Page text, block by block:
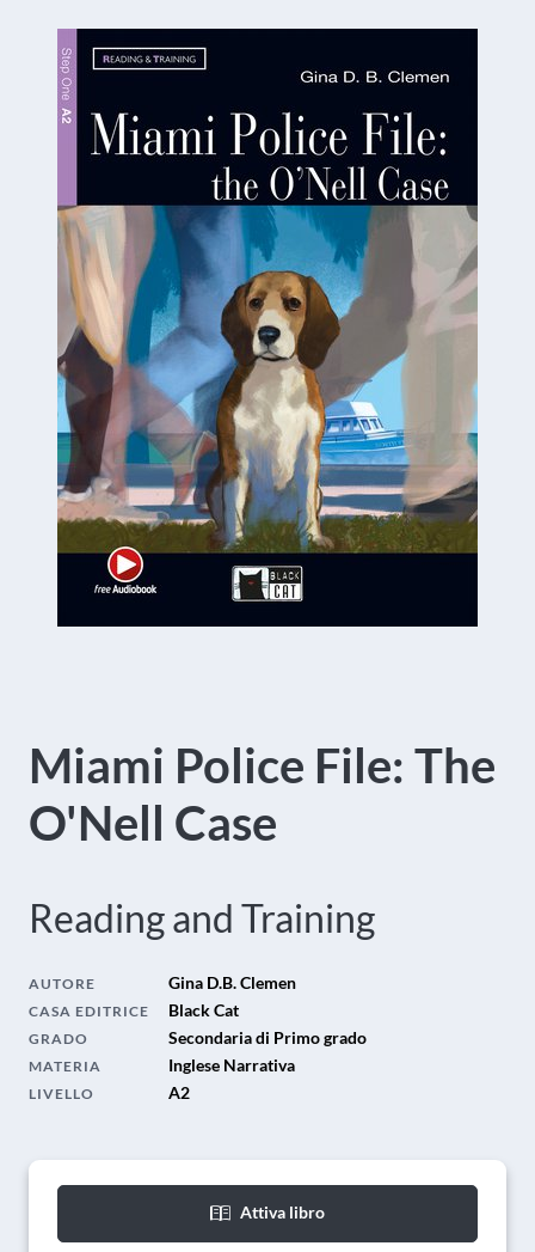
Miami Police File: The
O'Nell Case
Reading and Training
AUTORE Gina D.B. Clemen
CASA EDITRICE Black Cat
GRADO Secondaria di Primo grado
MATERIA Inglese Narrativa
LIVELLO A2
Attiva libro